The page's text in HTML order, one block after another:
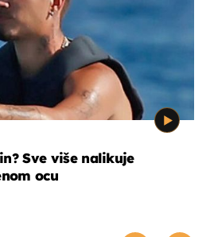
Sve više nalikuje
ocu